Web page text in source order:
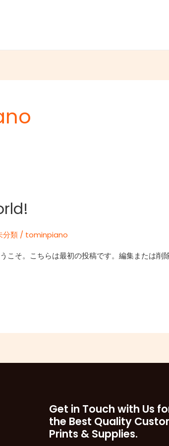
分類 / tominpiano
こそ。こちらは最初の投稿です。編集または削
Get in Touch with Us
the Best Quality
Prints & Supplies.